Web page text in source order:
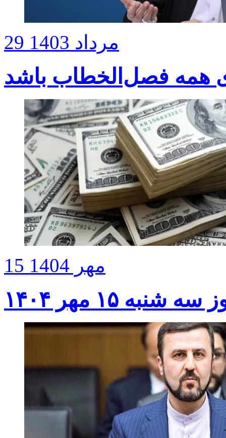
29 مرداد 1403
همه فصل‌الخطاب باشد
15 مهر 1404
۱۵ مهر ۱۴۰۴